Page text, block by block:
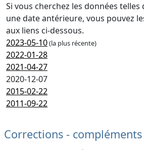
Si vous cherchez les données telles
une date antérieure, vous pouvez
aux liens ci-dessous.
2023-05-10(la plus récente)
2022-01-28
2021-04-27
2020-12-07
2015-02-22
2011-09-22
Corrections - compléments